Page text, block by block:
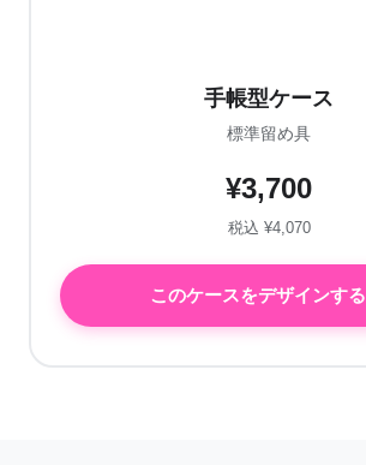
手帳型ケース
標準留め具
¥3,700
税込 ¥4,070
このケースをデザインする